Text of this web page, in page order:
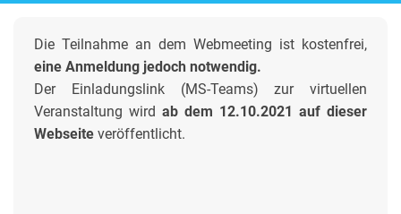
Die Teilnahme an dem Webmeeting ist kostenfrei,
eine Anmeldung jedoch notwendig.
Der Einladungslink (MS-Teams) zur virtuellen
Veranstaltung wird ab dem 12.10.2021 auf dieser
Webseite veröffentlicht.